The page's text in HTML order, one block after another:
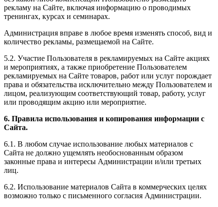
рекламу на Сайте, включая информацию о проводимых
тренингах, курсах и семинарах.
Администрация вправе в любое время изменять способ, вид и
количество рекламы, размещаемой на Сайте.
5.2. Участие Пользователя в рекламируемых на Сайте акциях
и мероприятиях, а также приобретение Пользователем
рекламируемых на Сайте товаров, работ или услуг порождает
права и обязательства исключительно между Пользователем и
лицом, реализующим соответствующий товар, работу, услуг
или проводящим акцию или мероприятие.
6. Правила использования и копирования информации с
Сайта.
6.1. В любом случае использование любых материалов с
Сайта не должно ущемлять необоснованным образом
законные права и интересы Администрации и/или третьих
лиц.
6.2. Использование материалов Сайта в коммерческих целях
возможно только с письменного согласия Администрации.